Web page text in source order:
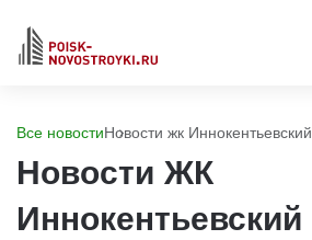
Все новостиНовости жк Иннокентьевский
Новости ЖК
Иннокентьевский